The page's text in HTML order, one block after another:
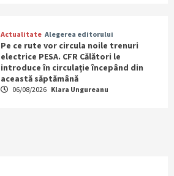
Actualitate Alegerea editorului
Pe ce rute vor circula noile trenuri
electrice PESA. CFR Călători le
introduce în circulație începând din
această săptămână
06/08/2026 Klara Ungureanu